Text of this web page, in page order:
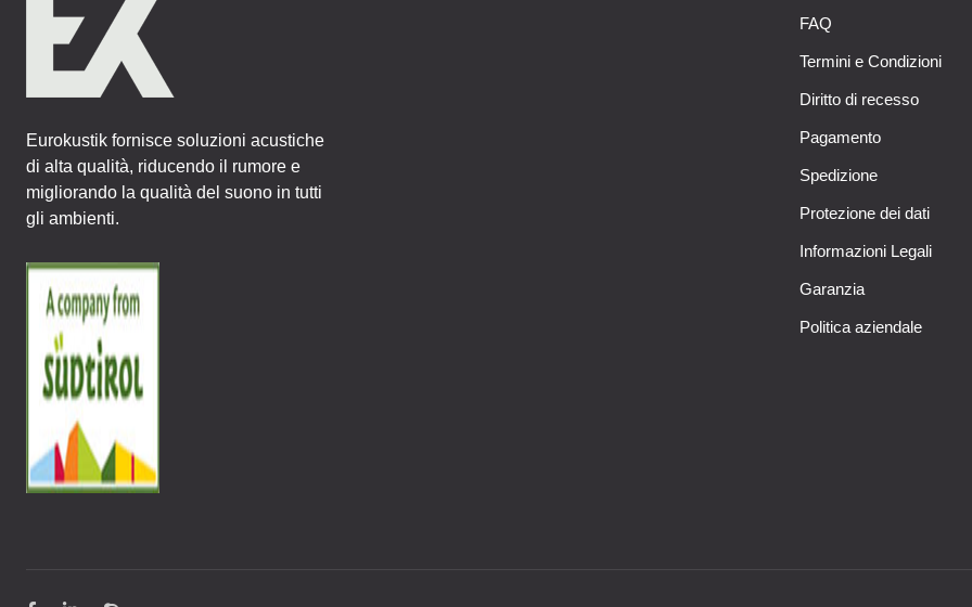
Eurokustik fornisce soluzioni acustiche
di alta qualità, riducendo il rumore e
migliorando la qualità del suono in tutti
gli ambienti.
FAQ
Termini e Condizioni
Diritto di recesso
Pagamento
Spedizione
Protezione dei dati
Informazioni Legali
Garanzia
Politica aziendale